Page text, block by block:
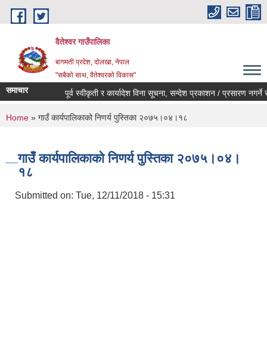
Skip to main content
वैतेश्वर गाउँपालिका
बागमती प्रदेश, दाेलखा, नेपाल
"सबैको साथ, वैतेश्वरको विकास"
समाचार पूर्व स्वीकृती र कार्यादेश विना सूचना, सन्देश प्रकाशन / प्रसारण नगर्ने
You are here
Home » गाउँ कार्यपालिकाको निणर्य पुस्तिका २०७५।०४।१८
गाउँ कार्यपालिकाको निणर्य पुस्तिका २०७५।०४।
१८
Submitted on: Tue, 12/11/2018 - 15:31